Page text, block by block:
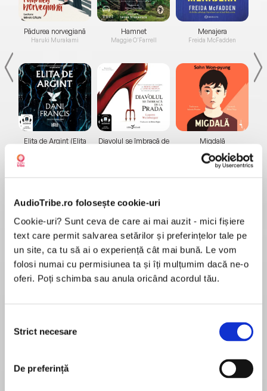
AudioTribe.ro folosește cookie-uri
Cookie-uri? Sunt ceva de care ai mai auzit - mici fișiere
text care permit salvarea setărilor și preferințelor tale pe
un site, ca tu să ai o experiență cât mai bună. Le vom
folosi numai cu permisiunea ta și îți mulțumim dacă ne-o
oferi. Poți schimba sau anula oricând acordul tău.
consimțământului
Strict necesare
De preferință
Pădurea norvegiană
Haruki Murakami
Elita de Argint (Elita
Hamnet
Maggie O'Farrell
Diavolul se îmbracă de
Menajera
Freida McFadden
Migdală
Despre carte
There is a fine line between privateer and pirate,
between friend and foe.
With a beleaguered Britain already facing war
United States – the objective of ship’s surgeon
and spy Stephen Maturin is to light the touch
Captain Jack Aubrey engages with their many
În acest moment nu există recenzii
pentru această carte